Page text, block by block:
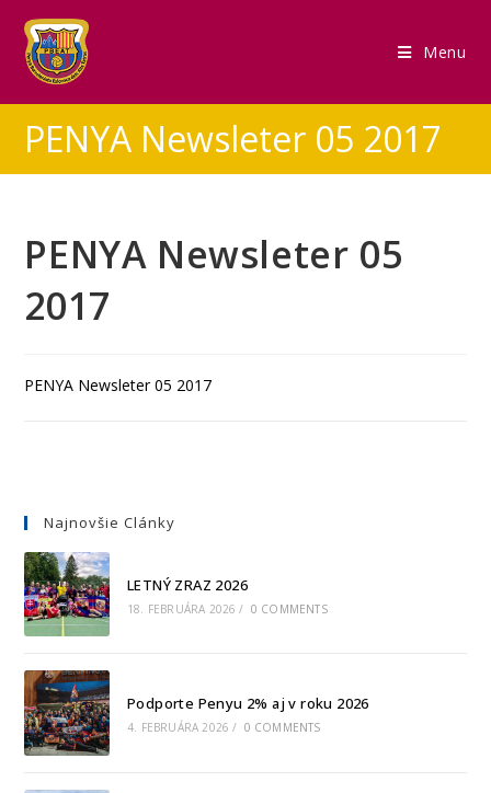
Menu
PENYA Newsleter 05 2017
PENYA Newsleter 05
2017
PENYA Newsleter 05 2017
Najnovšie Clánky
LETNÝ ZRAZ 2026
18. FEBRUÁRA 2026 / 0 COMMENTS
Podporte Penyu 2% aj v roku 2026
4. FEBRUÁRA 2026 / 0 COMMENTS